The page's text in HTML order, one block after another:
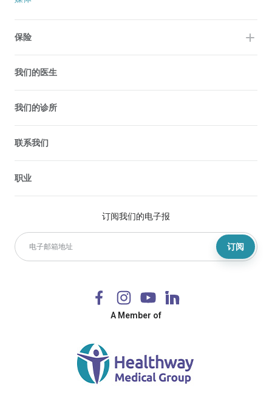
订阅我们的电子报
订阅
A Member of
保险
我们的医生
我们的诊所
联系我们
职业